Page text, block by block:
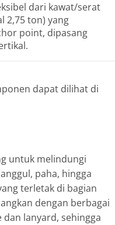
dari kawat/serat
2,75 ton) yang
point, dipasang
dapat dilihat di
untuk melindungi
paha, hingga
terletak di bagian
dengan berbagai
lanyard, sehingga